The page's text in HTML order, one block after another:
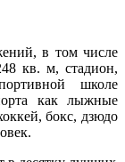
в том числе
кв. м, стадион,
школе
как лыжные
бокс, дзюдо